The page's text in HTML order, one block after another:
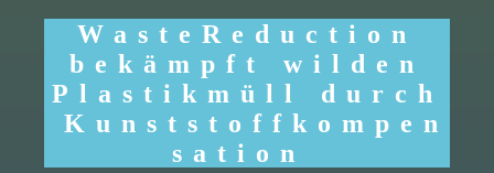
WasteReduction
bekämpft wilden
Plastikmüll durch
Kunststoffkompen
sation